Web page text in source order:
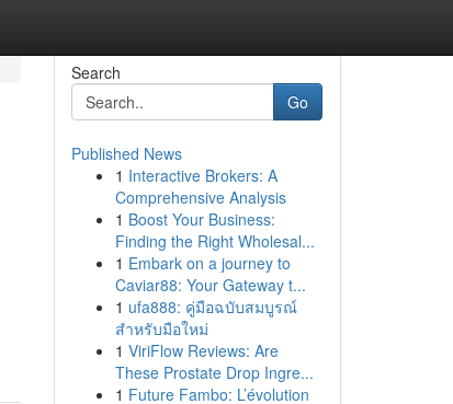
Search
Go
Published News
1 Interactive Brokers: A
Comprehensive Analysis
1 Boost Your Business:
Finding the Right Wholesal...
1 Embark on a journey to
Caviar88: Your Gateway t...
1 ufa888: คู่มือฉบับสมบูรณ์
สำหรับมือใหม่
1 ViriFlow Reviews: Are
These Prostate Drop Ingre...
1 Future Fambo: L’évolution